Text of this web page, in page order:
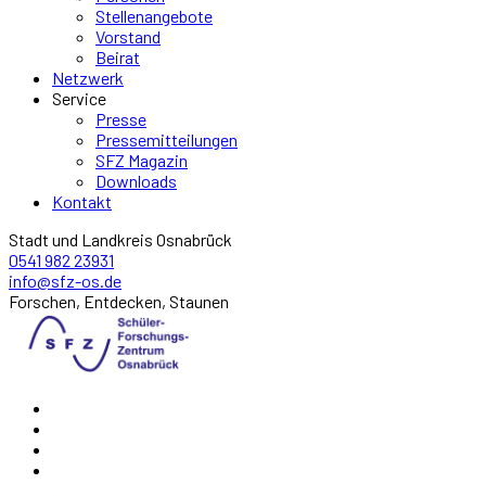
Stellenangebote
Vorstand
Beirat
Netzwerk
Service
Presse
Pressemitteilungen
SFZ Magazin
Downloads
Kontakt
Stadt und Landkreis Osnabrück
0541 982 23931
info@sfz-os.de
Forschen, Entdecken, Staunen